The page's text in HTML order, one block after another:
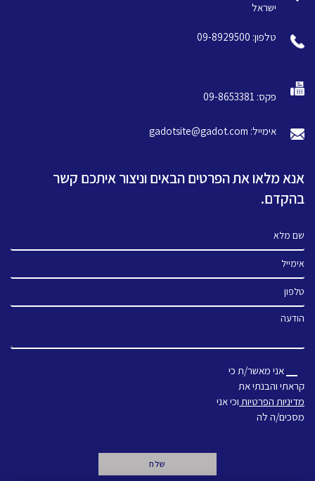
ישראל
טלפון: 09-8929500
פקס: 09-8653381
אימייל: gadotsite@gadot.com
אנא מלאו את הפרטים הבאים וניצור איתכם קשר
בהקדם.
שם מלא
אימייל
טלפון
הודעה
אני מאשר/ת כי
קראתי והבנתי את
מדיניות הפרטיות וכי אני
מסכים/ה לה